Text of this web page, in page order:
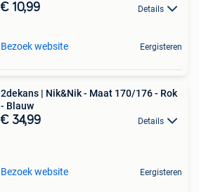
€ 10,99 Details
Bezoek website Eergisteren
2dekans | Nik&Nik - Maat 170/176 - Rok
- Blauw
€ 34,99 Details
Bezoek website Eergisteren